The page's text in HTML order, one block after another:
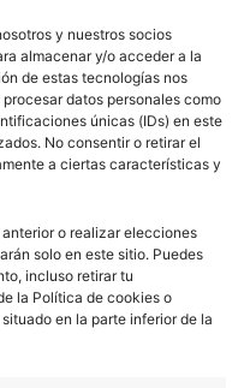
y nuestros socios
almacenar y/o acceder a la
de estas tecnologías nos
datos personales como
únicas (IDs) en este
No consentir o retirar el
a ciertas características y
o realizar elecciones
solo en este sitio. Puedes
incluso retirar tu
la Política de cookies o
en la parte inferior de la
y publicados bajo
reproducir y hacer
disponibles en
de terceros. Lea más